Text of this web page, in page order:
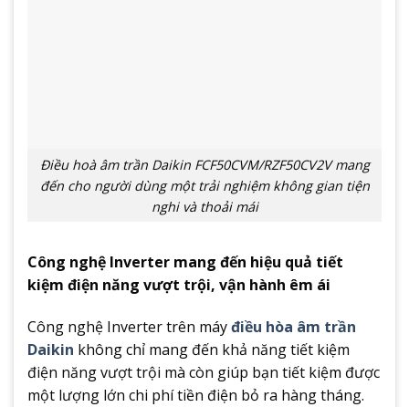
Điều hoà âm trần Daikin FCF50CVM/RZF50CV2V mang
đến cho người dùng một trải nghiệm không gian tiện
nghi và thoải mái
Công nghệ Inverter mang đến hiệu quả tiết
kiệm điện năng vượt trội, vận hành êm ái
Công nghệ Inverter trên máyđiều hòa âm trần
Daikin không chỉ mang đến khả năng tiết kiệm
điện năng vượt trội mà còn giúp bạn tiết kiệm được
một lượng lớn chi phí tiền điện bỏ ra hàng tháng.